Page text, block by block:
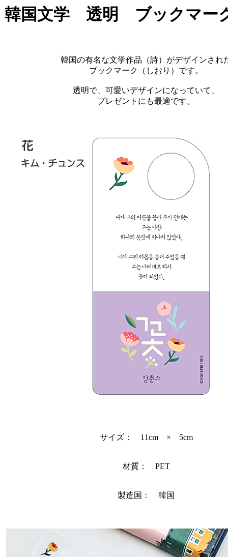
韓国文学 透明 ブックマー
韓国の有名な文学作品（詩）がデザインされ
ブックマーク（しおり）です。
透明で、可愛いデザインになっていて、
プレゼントにも最適です。
サイズ： 11cm × 5cm
材質： PET
製造国： 韓国